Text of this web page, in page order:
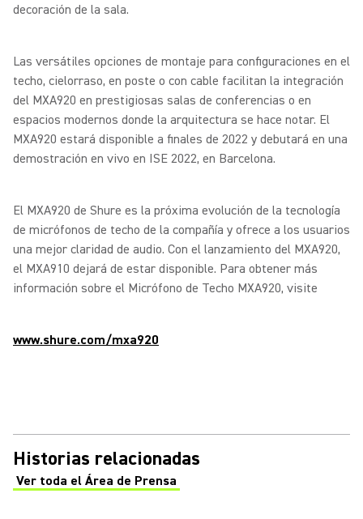
decoración de la sala.
Las versátiles opciones de montaje para configuraciones en el
techo, cielorraso, en poste o con cable facilitan la integración
del MXA920 en prestigiosas salas de conferencias o en
espacios modernos donde la arquitectura se hace notar. El
MXA920 estará disponible a finales de 2022 y debutará en una
demostración en vivo en ISE 2022, en Barcelona.
El MXA920 de Shure es la próxima evolución de la tecnología
de micrófonos de techo de la compañía y ofrece a los usuarios
una mejor claridad de audio. Con el lanzamiento del MXA920,
el MXA910 dejará de estar disponible. Para obtener más
información sobre el Micrófono de Techo MXA920, visite
www.shure.com/mxa920
Historias relacionadas
Ver toda el Área de Prensa
(Opens in a new tab)